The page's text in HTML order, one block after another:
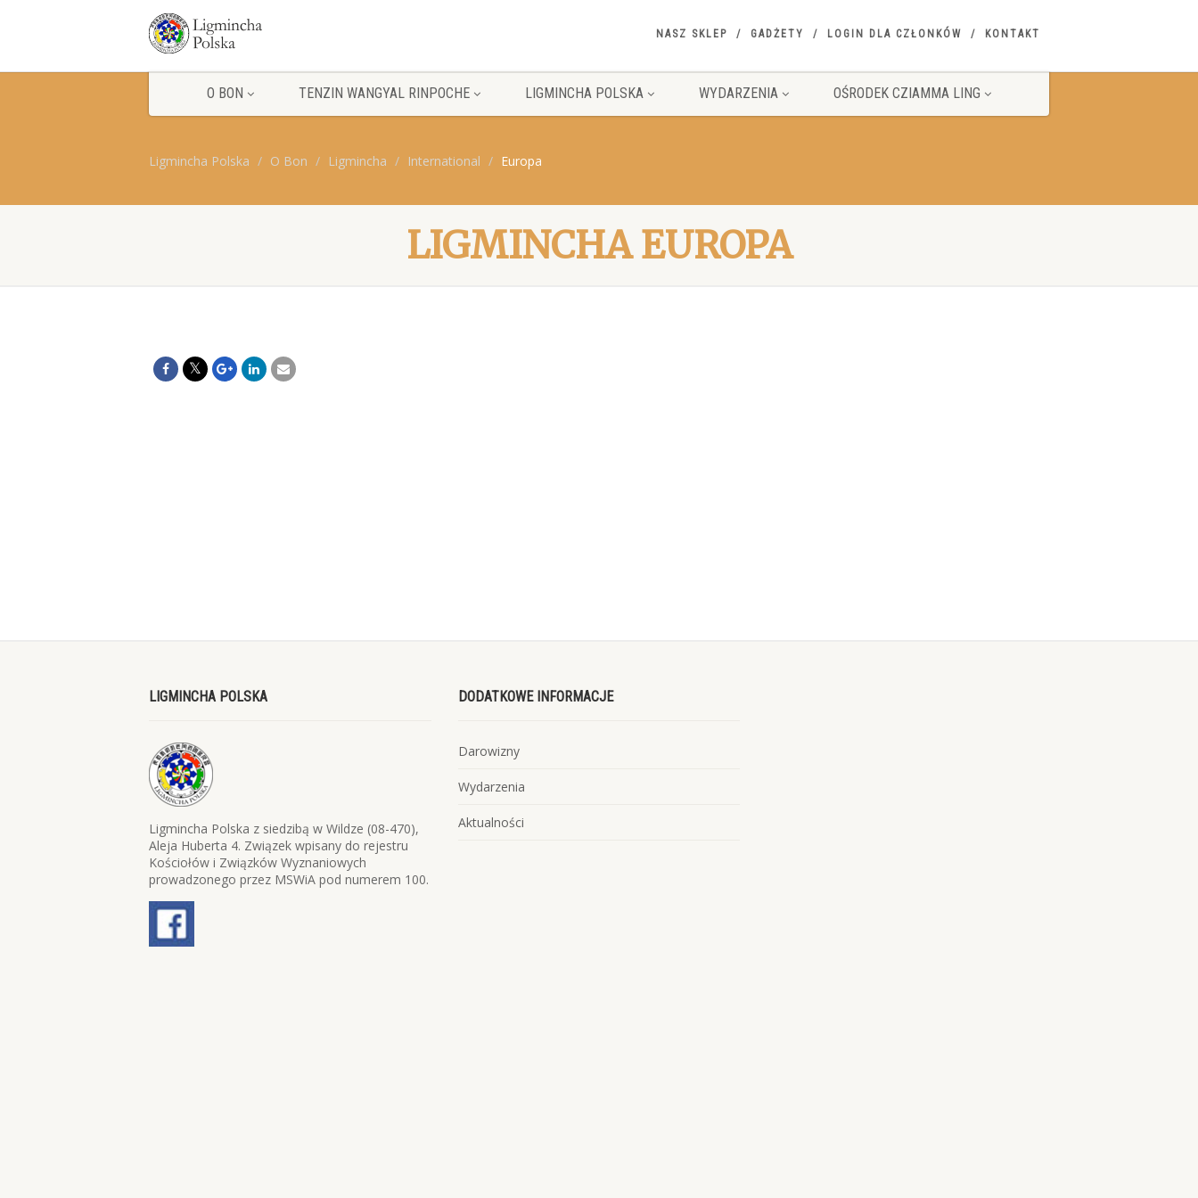
NASZ SKLEP GADŻETY LOGIN DLA CZŁONKÓW KONTAKT
O BON TENZIN WANGYAL RINPOCHE LIGMINCHA POLSKA WYDARZENIA OŚRODEK CZIAMMA LING
Ligmincha Polska O Bon Ligmincha International Europa
LIGMINCHA EUROPA
LIGMINCHA POLSKA
Ligmincha Polska z siedzibą w Wildze (08-470),
Aleja Huberta 4. Związek wpisany do rejestru
Kościołów i Związków Wyznaniowych
prowadzonego przez MSWiA pod numerem 100.
DODATKOWE INFORMACJE
Darowizny
Wydarzenia
Aktualności